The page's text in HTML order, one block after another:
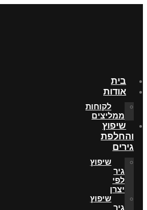
בית
אודות
לקוחות
ממליצים
שיפוץ
והחלפת
גירים
שיפוץ
גיר
לפי
יצרן
שיפוץ
גיר